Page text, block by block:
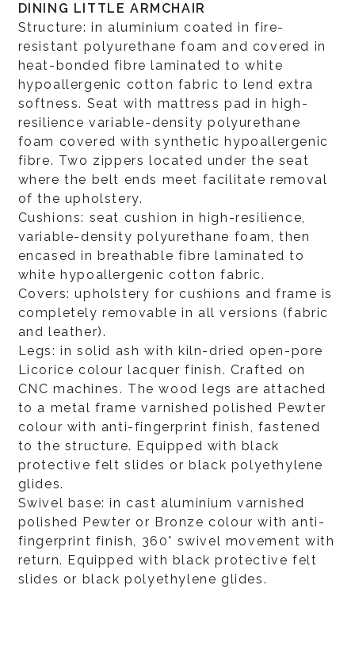
DINING LITTLE ARMCHAIR
Structure: in aluminium coated in fire-
resistant polyurethane foam and covered in
heat-bonded fibre laminated to white
hypoallergenic cotton fabric to lend extra
softness. Seat with mattress pad in high-
resilience variable-density polyurethane
foam covered with synthetic hypoallergenic
fibre. Two zippers located under the seat
where the belt ends meet facilitate removal
of the upholstery.
Cushions: seat cushion in high-resilience,
variable-density polyurethane foam, then
encased in breathable fibre laminated to
white hypoallergenic cotton fabric.
Covers: upholstery for cushions and frame is
completely removable in all versions (fabric
and leather).
Legs: in solid ash with kiln-dried open-pore
Licorice colour lacquer finish. Crafted on
CNC machines. The wood legs are attached
to a metal frame varnished polished Pewter
colour with anti-fingerprint finish, fastened
to the structure. Equipped with black
protective felt slides or black polyethylene
glides.
Swivel base: in cast aluminium varnished
polished Pewter or Bronze colour with anti-
fingerprint finish, 360° swivel movement with
return. Equipped with black protective felt
slides or black polyethylene glides.